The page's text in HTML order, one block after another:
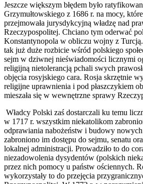
Jeszcze większym błędem było
Grzymułtowskiego z 1686 r. na mocy,
przejmowała jurysdykcyjną władzę nad
Rzeczypospolitej. Chciano tym oderwać
Konstantynopola w obliczu wojny z Turcją.
tak już duże rozbicie wśród polskiego
sejm w dziwnej nieświadomości licznymi
religijną nietolerancją pchali swych
objęcia rosyjskiego cara. Rosja skrzętnie
religijne uprawnienia i pod płaszczykiem
mieszała się w wewnętrzne sprawy
Władcy Polski zaś dostarczali ku temu
w 1717 r. wszystkim niekatolikom
odprawiania nabożeństw i budowy
zabroniono im dostępu do sejmu, senatu
lokalnej administracji. Prowadziło to do
niezadowolenia dysydentów (polskich
przez nich pomocy u państw ościennych.
wykorzystały to do przejęcia